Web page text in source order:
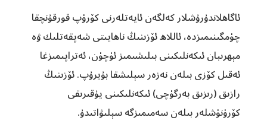
ئاگاھلاندۇرۇشلار كەلگەن ئايەتلەرنى كۆرۈپ قورقۇنچقا
چۈمگىنىمىزدە، ئاللاھ ئۆزىنىڭ ناھايىتى شەپقەتلىك ۋە
مېھرىبان ئىكەنلىكىنى بىلىشىمىز ئۈچۈن، ئەتراپىمىزغا
ئەقىل كۆزى بىلەن نەزەر سېلىشقا بۇيرۇپ. ئۆزىنىڭ
رازىق (رىزىق بەرگۈچى) ئىكەنلىكىنى يۇقىرىقى
كۆرۈنۈشلەر بىلەن سەمىمىزگە سېلىۋاتىدۇ.